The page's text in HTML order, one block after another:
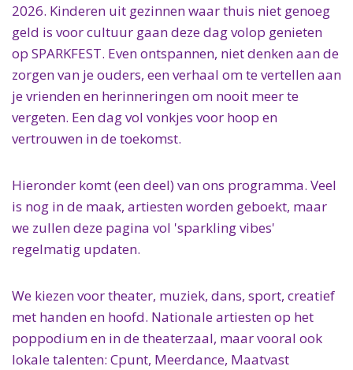
2026. Kinderen uit gezinnen waar thuis niet genoeg
geld is voor cultuur gaan deze dag volop genieten
op SPARKFEST. Even ontspannen, niet denken aan de
zorgen van je ouders, een verhaal om te vertellen aan
je vrienden en herinneringen om nooit meer te
vergeten. Een dag vol vonkjes voor hoop en
vertrouwen in de toekomst.
Hieronder komt (een deel) van ons programma. Veel
is nog in de maak, artiesten worden geboekt, maar
we zullen deze pagina vol 'sparkling vibes'
regelmatig updaten.
We kiezen voor theater, muziek, dans, sport, creatief
met handen en hoofd. Nationale artiesten op het
poppodium en in de theaterzaal, maar vooral ook
lokale talenten: Cpunt, Meerdance, Maatvast